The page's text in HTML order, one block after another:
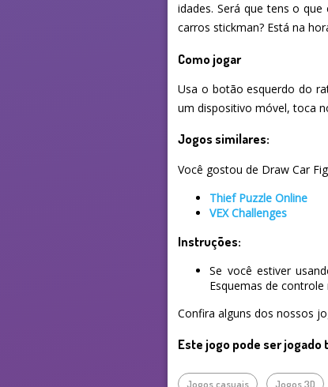
idades. Será que tens o
carros stickman? Está na
Como jogar
Usa o botão esquerdo do
um dispositivo móvel, toca
Jogos similares:
Você gostou de Draw Car
Thief Puzzle Online
VEX Challenges
Instruções:
Se você estiver
Esquemas de
Confira alguns dos nossos
Este jogo pode ser
Jogos casuais Jogos 3D